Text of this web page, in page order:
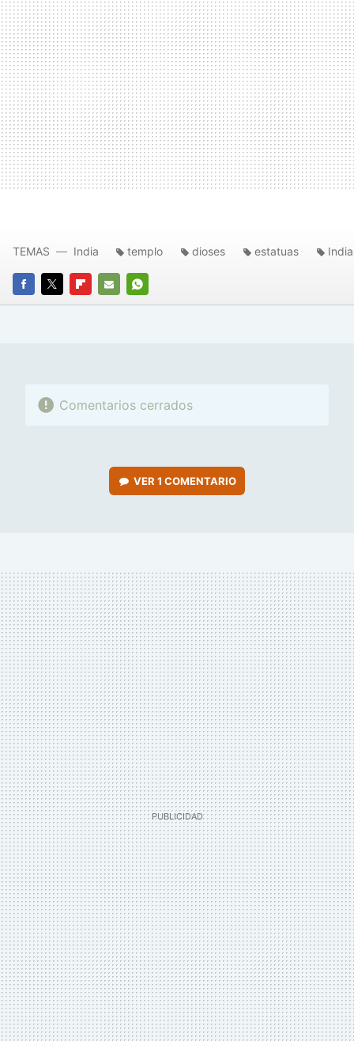
FACEBOOK
TWITTERFLIPBOARD
E-
WHATSAPP
TEMAS India templo dioses estatuas India
Comentarios cerrados
VER 1 COMENTARIO